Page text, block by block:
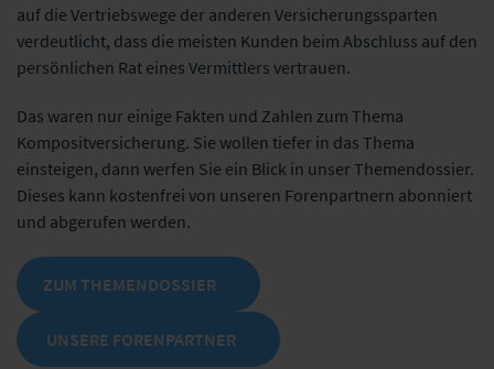
auf die Vertriebswege der anderen Versicherungssparten
verdeutlicht, dass die meisten Kunden beim Abschluss auf den
persönlichen Rat eines Vermittlers vertrauen.
Das waren nur einige Fakten und Zahlen zum Thema
Kompositversicherung. Sie wollen tiefer in das Thema
einsteigen, dann werfen Sie ein Blick in unser Themendossier.
Dieses kann kostenfrei von unseren Forenpartnern abonniert
und abgerufen werden.
ZUM THEMENDOSSIER
UNSERE FORENPARTNER